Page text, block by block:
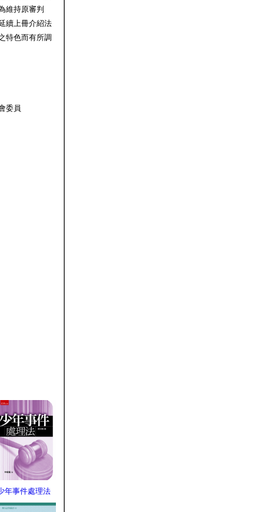
維持原審判
續上冊介紹法
特色而有所調
委員
年事件處理法